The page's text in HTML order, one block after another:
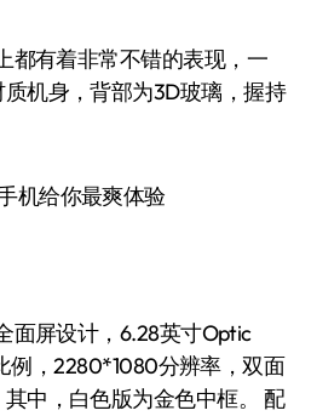
都有着非常不错的表现，一
机身，背部为3D玻璃，握持
面屏设计，6.28英寸Optic
例，2280*1080分辨率，双面
中，白色版为金色中框。 配